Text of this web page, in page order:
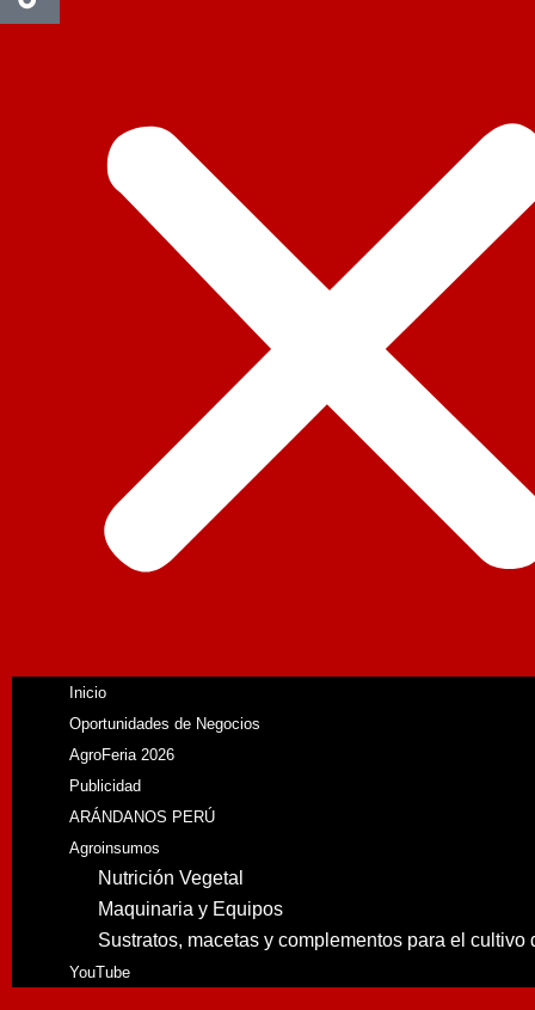
Inicio
Oportunidades de Negocios
AgroFeria 2026
Publicidad
ARÁNDANOS PERÚ
Agroinsumos
Nutrición Vegetal
Maquinaria y Equipos
Sustratos, macetas y complementos para el cultivo
YouTube